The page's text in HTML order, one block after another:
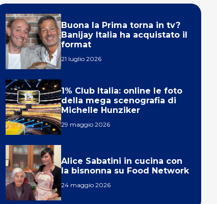
Buona la Prima torna in tv?
Banijay Italia ha acquistato il
format
21 luglio 2026
1% Club Italia: online le foto
della mega scenografia di
Michelle Hunziker
29 maggio 2026
Alice Sabatini in cucina con
la bisnonna su Food Network
24 maggio 2026